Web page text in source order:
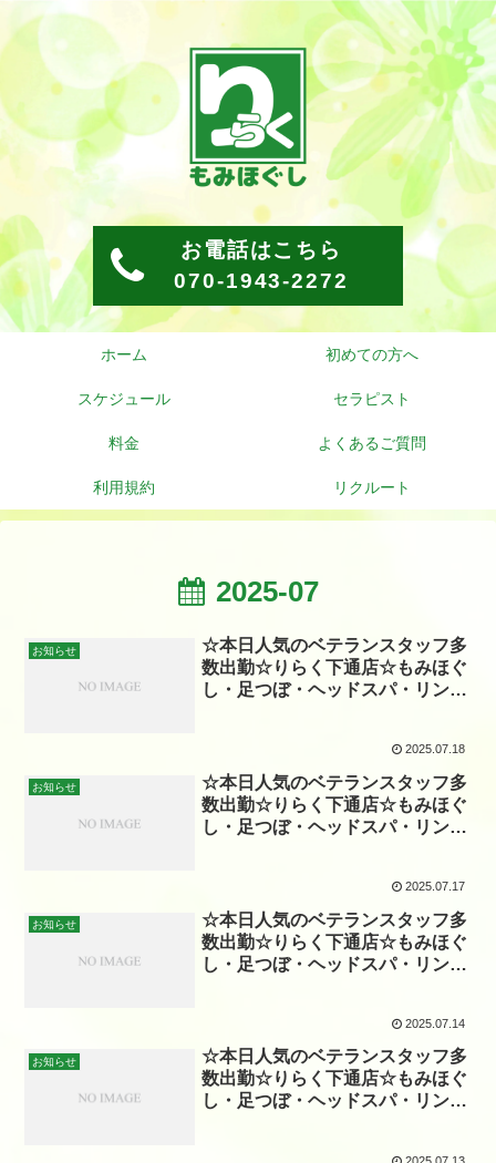
お電話はこちら
070-1943-2272
ホーム 初めての方へ
スケジュール セラピスト
料金 よくあるご質問
利用規約 リクルート
2025-07
お知らせ
☆本日人気のベテランスタッフ多
数出勤☆りらく下通店☆もみほぐ
し・足つぼ・ヘッドスパ・リンパ
2025.07.18
お知らせ
☆本日人気のベテランスタッフ多
数出勤☆りらく下通店☆もみほぐ
し・足つぼ・ヘッドスパ・リンパ
2025.07.17
お知らせ
☆本日人気のベテランスタッフ多
数出勤☆りらく下通店☆もみほぐ
し・足つぼ・ヘッドスパ・リンパ
2025.07.14
お知らせ
☆本日人気のベテランスタッフ多
数出勤☆りらく下通店☆もみほぐ
し・足つぼ・ヘッドスパ・リンパ
2025.07.13